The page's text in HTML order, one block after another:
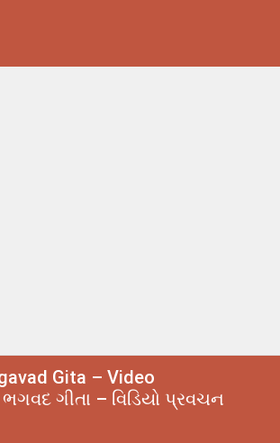
Gita – Video
ગીતા – વિડિયો પ્રવચન